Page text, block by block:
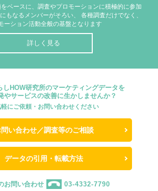
ベースに、調査やプロモーションに積極的に参加
もなるメンバーがそろい、
各種調査だけでなく、
ーション活動全般の基盤となります
詳しく見る
しHOW研究所のマーケティングデータを
やサービスの改善に生かしませんか？
軽にご依頼・お問い合わせください
問い合わせ／調査等のご相談
データの引用・転載方法
お問い合わせ 03-4332-7790